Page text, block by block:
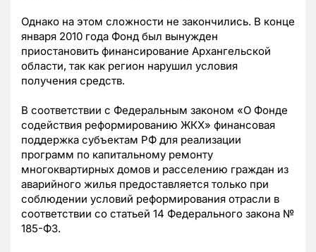
Однако на этом сложности не закончились. В конце
января 2010 года Фонд был вынужден
приостановить финансирование Архангельской
области, так как регион нарушил условия
получения средств.
В соответствии с Федеральным законом «О Фонде
содействия реформированию ЖКХ» финансовая
поддержка субъектам РФ для реализации
программ по капитальному ремонту
многоквартирных домов и расселению граждан из
аварийного жилья предоставляется только при
соблюдении условий реформирования отрасли в
соответствии со статьей 14 Федерального закона №
185-ФЗ.